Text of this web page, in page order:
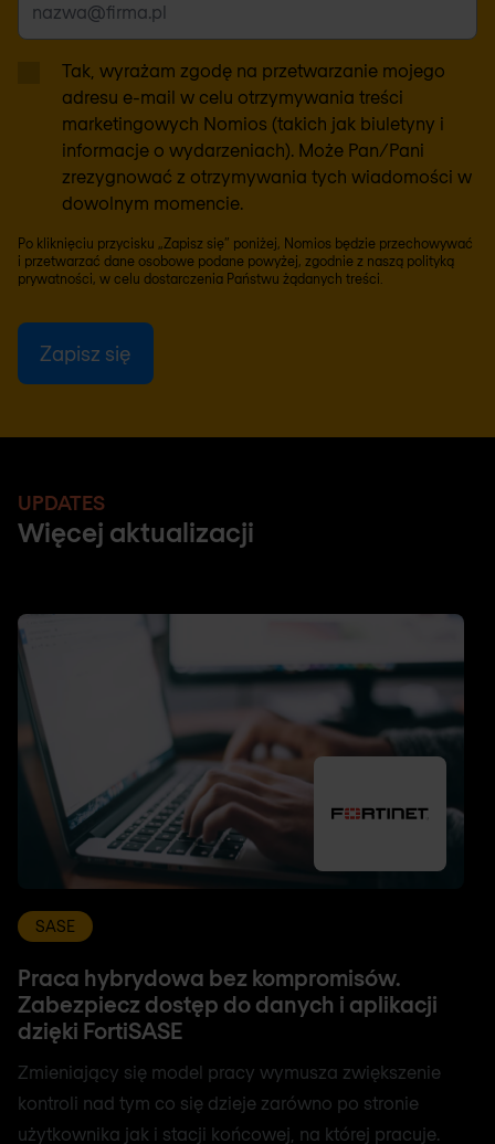
Tak, wyrażam zgodę na przetwarzanie mojego
adresu e-mail w celu otrzymywania treści
marketingowych Nomios (takich jak biuletyny i
informacje o wydarzeniach). Może Pan/Pani
zrezygnować z otrzymywania tych wiadomości w
dowolnym momencie.
Po kliknięciu przycisku „Zapisz się” poniżej, Nomios będzie przechowywać
i przetwarzać dane osobowe podane powyżej, zgodnie z naszą polityką
prywatności, w celu dostarczenia Państwu żądanych treści.
UPDATES
Więcej aktualizacji
SASE
Praca hybrydowa bez kompromisów.
Zabezpiecz dostęp do danych i aplikacji
dzięki FortiSASE
Zmieniający się model pracy wymusza zwiększenie
kontroli nad tym co się dzieje zarówno po stronie
użytkownika jak i stacji końcowej, na której pracuje.